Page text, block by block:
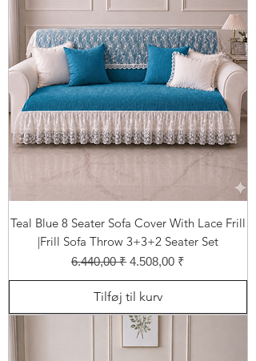
Teal Blue 8 Seater Sofa Cover With Lace Frill
|Frill Sofa Throw 3+3+2 Seater Set
Regulær pris
6.440,00 ₹ Salgspris
4.508,00 ₹
Tilføj til kurv